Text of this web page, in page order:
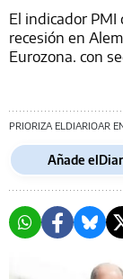
El indicador PMI
recesión en
Eurozona. con
PRIORIZA ELDIARIOAR
Añade